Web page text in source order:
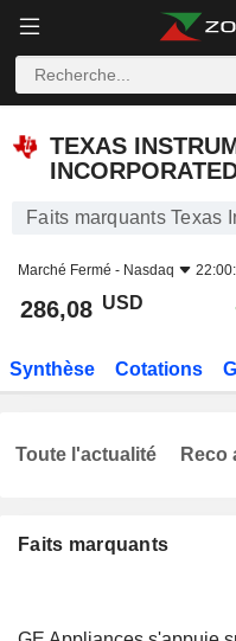
TEXAS
Faits marquants Texas
Marché Fermé - Nasdaq
286,08 USD
Synthèse Cotations
Faits marquants
Toute l'actualité Reco